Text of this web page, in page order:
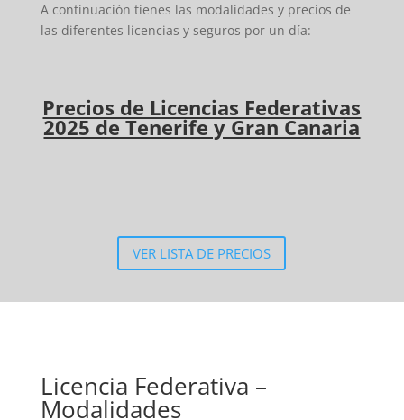
A continuación tienes las modalidades y precios de
las diferentes licencias y seguros por un día:
Precios de Licencias Federativas
2025 de Tenerife y Gran Canaria
VER LISTA DE PRECIOS
Licencia Federativa –
Modalidades